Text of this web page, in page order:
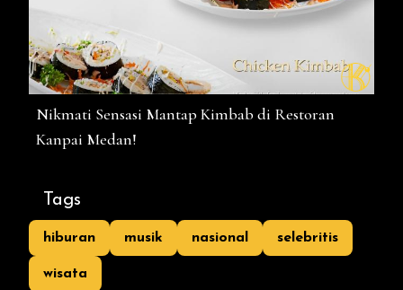
Nikmati Sensasi Mantap Kimbab di Restoran
Kanpai Medan!
Tags
hiburan musik nasional selebritis
wisata